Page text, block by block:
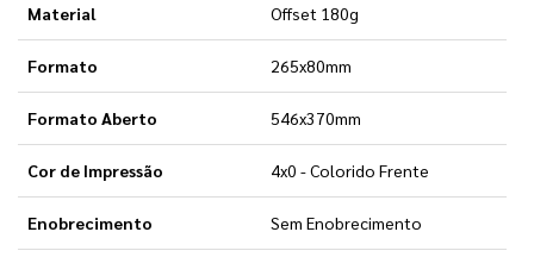
Material Offset 180g
Formato 265x80mm
Formato Aberto 546x370mm
Cor de Impressão 4x0 - Colorido Frente
Enobrecimento Sem Enobrecimento